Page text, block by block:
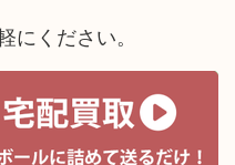
にください。